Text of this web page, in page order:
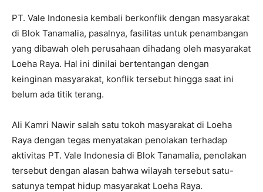
PT. Vale Indonesia kembali berkonflik dengan masyarakat
di Blok Tanamalia, pasalnya, fasilitas untuk penambangan
yang dibawah oleh perusahaan dihadang oleh masyarakat
Loeha Raya. Hal ini dinilai bertentangan dengan
keinginan masyarakat, konflik tersebut hingga saat ini
belum ada titik terang.
Ali Kamri Nawir salah satu tokoh masyarakat di Loeha
Raya dengan tegas menyatakan penolakan terhadap
aktivitas PT. Vale Indonesia di Blok Tanamalia, penolakan
tersebut dengan alasan bahwa wilayah tersebut satu-
satunya tempat hidup masyarakat Loeha Raya.